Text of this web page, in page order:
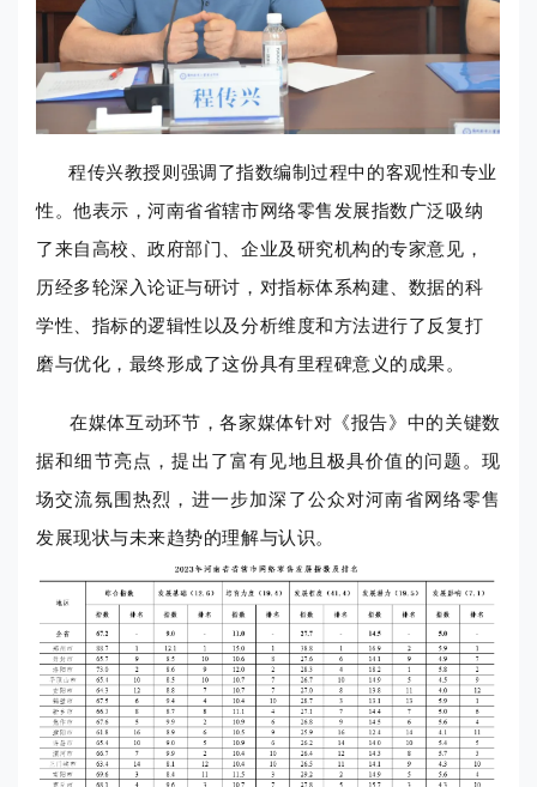
程传兴教授则强调了指数编制过程中的客观性和专业
性。他表示，河南省省辖市网络零售发展指数广泛吸纳
了来自高校、政府部门、企业及研究机构的专家意见，
历经多轮深入论证与研讨，对指标体系构建、数据的科
学性、指标的逻辑性以及分析维度和方法进行了反复打
磨与优化，最终形成了这份具有里程碑意义的成果。
在媒体互动环节，各家媒体针对《报告》中的关键数
据和细节亮点，提出了富有见地且极具价值的问题。现
场交流氛围热烈，进一步加深了公众对河南省网络零售
发展现状与未来趋势的理解与认识。